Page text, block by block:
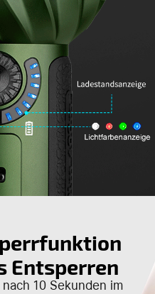
Entsperren
10 Sekunden im